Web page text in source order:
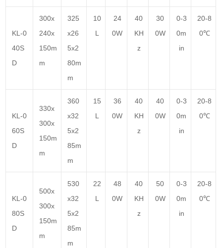
KL-0
40S
D
300x
240x
150m
m
325
x26
5x2
80m
m
10
L
24
0W
40
KH
z
30
0W
0-3
0m
in
20-8
0℃
KL-0
60S
D
330x
300x
150m
m
360
x32
5x2
85m
m
15
L
36
0W
40
KH
z
40
0W
0-3
0m
in
20-8
0℃
KL-0
80S
D
500x
300x
150m
m
530
x32
5x2
85m
m
22
L
48
0W
40
KH
z
50
0W
0-3
0m
in
20-8
0℃